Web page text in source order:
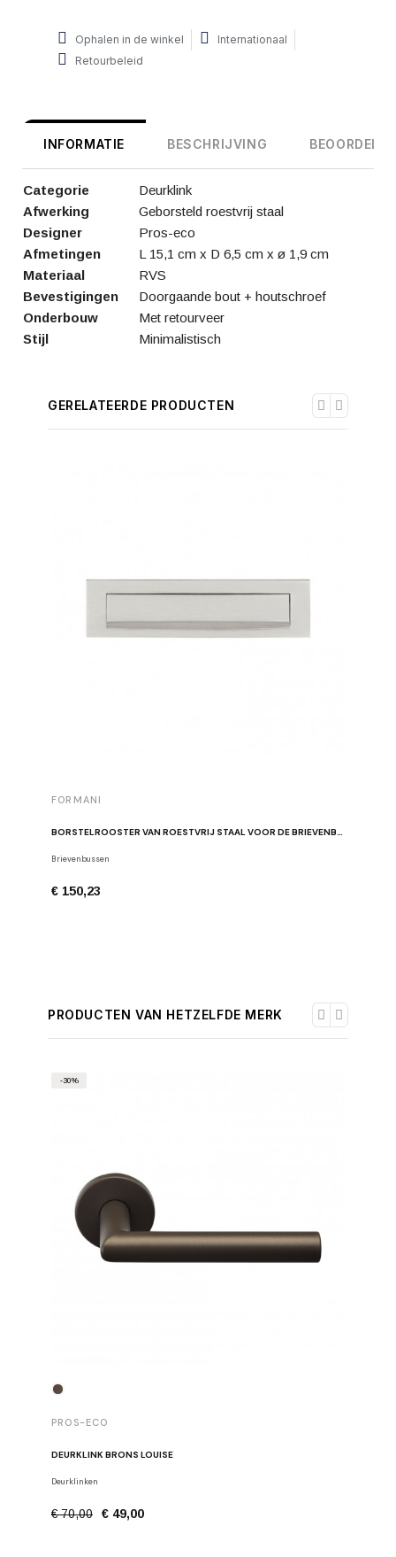
Ophalen in de winkel
Internationaal
Retourbeleid
INFORMATIE BESCHRIJVING
Categorie
Deurklink
Afwerking
Geborsteld roestvrij staal
Designer
Pros-eco
Afmetingen
L 15,1 cm x D 6,5 cm x ø 1,9 cm
Materiaal
RVS
Bevestigingen
Doorgaande bout + houtschroef
Onderbouw
Met retourveer
Stijl
Minimalistisch
GERELATEERDE PRODUCTEN
FORMANI
BORSTELROOSTER VAN ROESTVRIJ STAAL VOOR DE BRIEVENBUS
Brievenbussen
€ 150,23
PRODUCTEN VAN HETZELFDE MERK
PROS-ECO
DEURKLINK BRONS LOUISE
Deurklinken
€ 70,00 € 49,00
-30%